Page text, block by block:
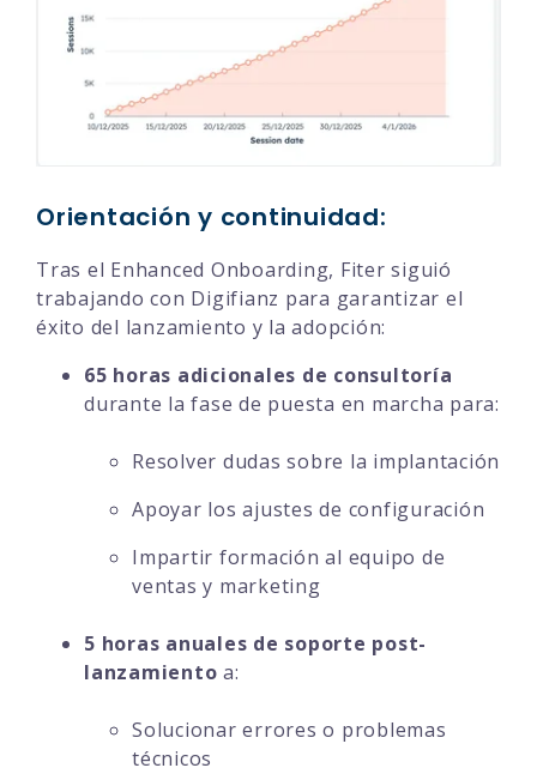
Orientación y continuidad:
Tras el Enhanced Onboarding, Fiter siguió
trabajando con Digifianz para garantizar el
éxito del lanzamiento y la adopción:
65 horas adicionales de consultoría
durante la fase de puesta en marcha para:
Resolver dudas sobre la implantación
Apoyar los ajustes de configuración
Impartir formación al equipo de
ventas y marketing
5 horas anuales de soporte post-
lanzamiento a:
Solucionar errores o problemas
técnicos